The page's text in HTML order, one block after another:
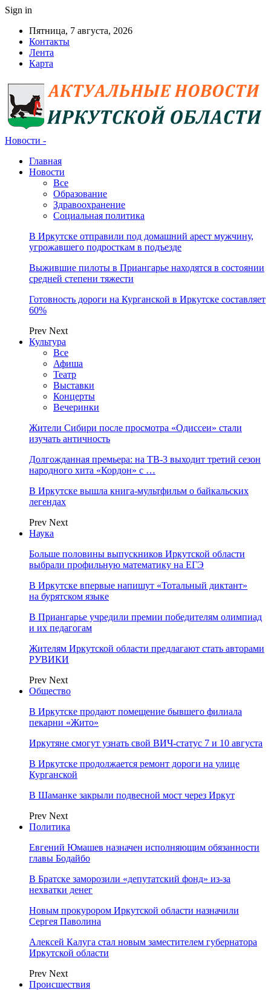
Sign in
Пятница, 7 августа, 2026
Контакты
Лента
Карта
Новости -
Главная
Новости
Все
Образование
Здравоохранение
Социальная политика
В Иркутске отправили под домашний арест мужчину,
угрожавшего подросткам в подъезде
Выжившие пилоты в Приангарье находятся в состоянии
средней степени тяжести
Готовность дороги на Курганской в Иркутске составляет
60%
Prev Next
Культура
Все
Афиша
Театр
Выставки
Концерты
Вечеринки
Жители Сибири после просмотра «Одиссеи» стали
изучать античность
Долгожданная премьера: на ТВ-3 выходит третий сезон
народного хита «Кордон» с …
В Иркутске вышла книга-мультфильм о байкальских
легендах
Prev Next
Наука
Больше половины выпускников Иркутской области
выбрали профильную математику на ЕГЭ
В Иркутске впервые напишут «Тотальный диктант»
на бурятском языке
В Приангарье учредили премии победителям олимпиад
и их педагогам
Жителям Иркутской области предлагают стать авторами
РУВИКИ
Prev Next
Общество
В Иркутске продают помещение бывшего филиала
пекарни «Жито»
Иркутяне смогут узнать свой ВИЧ-статус 7 и 10 августа
В Иркутске продолжается ремонт дороги на улице
Курганской
В Шаманке закрыли подвесной мост через Иркут
Prev Next
Политика
Евгений Юмашев назначен исполняющим обязанности
главы Бодайбо
В Братске заморозили «депутатский фонд» из‑за
нехватки денег
Новым прокурором Иркутской области назначили
Сергея Паволина
Алексей Калуга стал новым заместителем губернатора
Иркутской области
Prev Next
Происшествия